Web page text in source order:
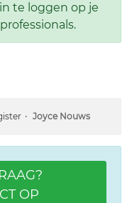
te loggen op je
Joyce Nouws
OP